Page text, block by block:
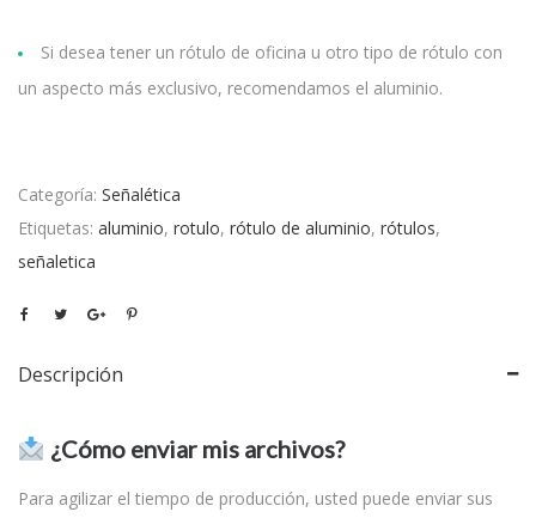
Si desea tener un rótulo de oficina u otro tipo de rótulo con
un aspecto más exclusivo, recomendamos el aluminio.
Categoría: Señalética
Etiquetas: aluminio, rotulo, rótulo de aluminio, rótulos,
señaletica
Descripción
¿Cómo enviar mis archivos?
Para agilizar el tiempo de producción, usted puede enviar sus